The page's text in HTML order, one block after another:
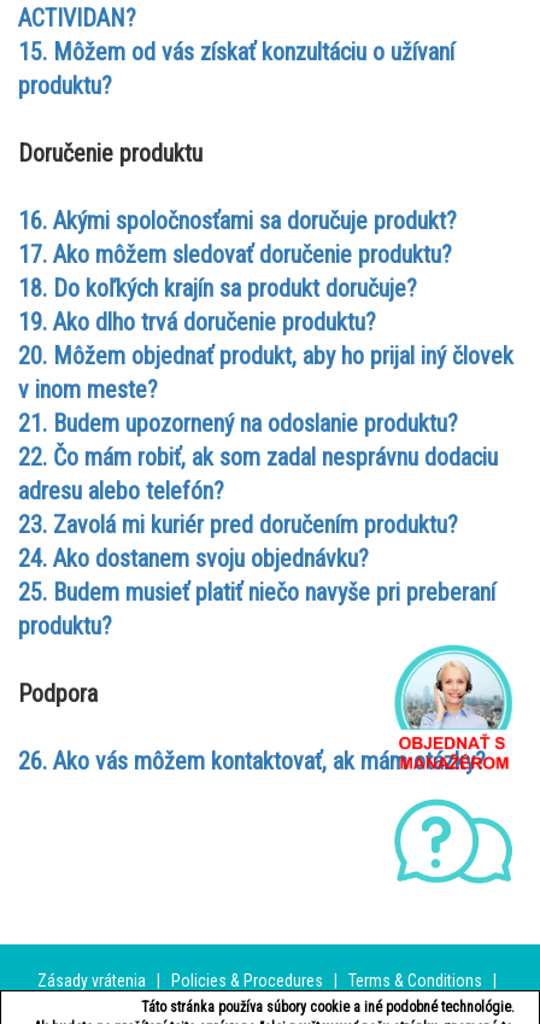
ACTIVIDAN?
15. Môžem od vás získať konzultáciu o užívaní
produktu?
Doručenie produktu
16. Akými spoločnosťami sa doručuje produkt?
17. Ako môžem sledovať doručenie produktu?
18. Do koľkých krajín sa produkt doručuje?
19. Ako dlho trvá doručenie produktu?
20. Môžem objednať produkt, aby ho prijal iný človek
v inom meste?
21. Budem upozornený na odoslanie produktu?
22. Čo mám robiť, ak som zadal nesprávnu dodaciu
adresu alebo telefón?
23. Zavolá mi kuriér pred doručením produktu?
24. Ako dostanem svoju objednávku?
25. Budem musieť platiť niečo navyše pri preberaní
produktu?
Podpora
26. Ako vás môžem kontaktovať, ak mám otázky?
Zásady vrátenia Policies & Procedures Terms & Conditions
Zásady bezpečnosti a ochrany osobných údajov | Spôsob platby|
Táto stránka používa súbory cookie a iné podobné technológie.